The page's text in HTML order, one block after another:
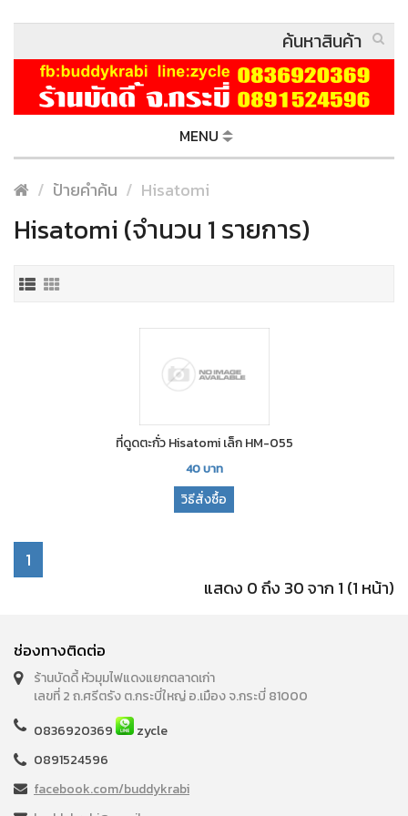
MENU
ป้ายคำค้น Hisatomi
Hisatomi (จำนวน 1 รายการ)
ที่ดูดตะกั่ว Hisatomi เล็ก HM-055
40บาท
วิธีสั่งซื้อ
1
แสดง 0 ถึง 30 จาก 1 (1 หน้า)
ช่องทางติดต่อ
ร้านบัดดี้ หัวมุมไฟแดงแยกตลาดเก่า
เลขที่ 2 ถ.ศรีตรัง ต.กระบี่ใหญ่ อ.เมือง จ.กระบี่ 81000
0836920369
zycle
0891524596
facebook.com/buddykrabi